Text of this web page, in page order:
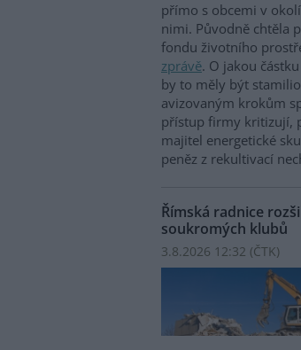
přímo s obcemi v
nimi. Původně chtěla
fondu životního
zprávě. O jakou
by to měly být
avizovaným krokům
přístup firmy kritizují,
majitel energetické
peněz z rekultivací
Římská radnice
soukromých klubů
3.8.2026 12:32 (ČTK)